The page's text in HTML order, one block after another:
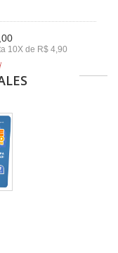
10X de R$ 4,90